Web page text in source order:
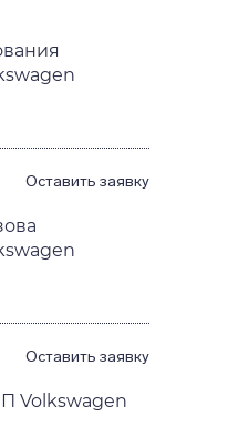
Оставить заявку
Оставить заявку
Volkswagen